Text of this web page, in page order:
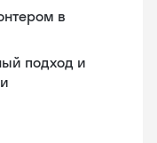
в
подход и